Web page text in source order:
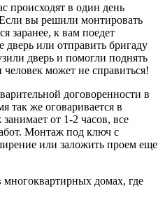
происходят в один день
вы решили монтировать
заранее, к вам поедет
дверь или отправить бригаду
дверь и помогли поднять
может не справиться!
договоренности в
так же оговаривается в
от 1-2 часов, все
Монтаж под ключ с
или заложить проем еще
домах, где